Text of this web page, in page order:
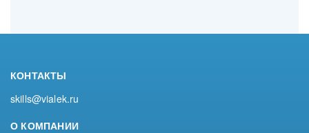
КОНТАКТЫ
skills@vialek.ru
О КОМПАНИИ